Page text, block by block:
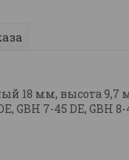
мм, высота 9,7
GBH 7-45 DE, GBH